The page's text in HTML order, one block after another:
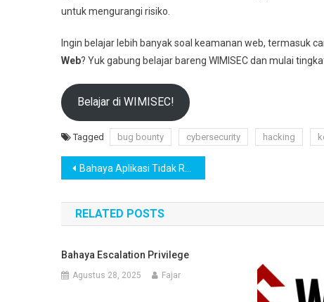
untuk mengurangi risiko.
Ingin belajar lebih banyak soal keamanan web, termasuk
Web? Yuk gabung belajar bareng WIMISEC dan mulai
Belajar di WIMISEC!
Tagged bug bounty cybersecurity hacking
Navigasi
pos
Bahaya Aplikasi Tidak Resmi
RELATED POSTS
Bahaya Escalation Privilege
Agustus 28, 2025 Fajar